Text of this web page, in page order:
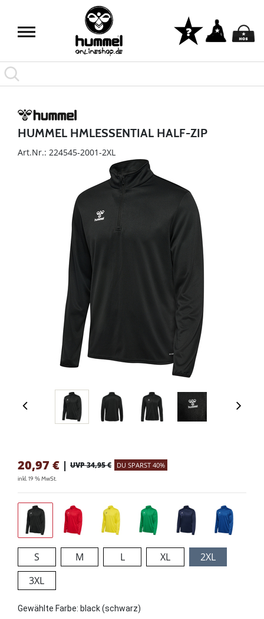
HUMMEL HMLESSENTIAL HALF-ZIP
Art.Nr.: 224545-2001-2XL
20,97 € | UVP 34,95 € DU SPARST 40%
inkl. 19 % MwSt.
S M L XL
2XL
3XL
Gewählte Farbe: black (schwarz)